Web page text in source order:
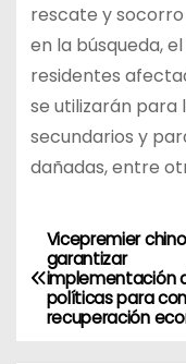
rescate y
en la búsqueda,
residentes
se utilizarán para
secundarios y
dañadas, entre
N
a
Vicepremier
garantizar
implementación
políticas para
recuperación